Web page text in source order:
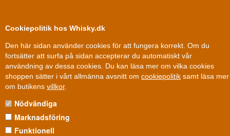
Cookiepolitik hos Whisky.dk
Den här sidan använder cookies för att fungera korrekt. Om du
fortsätter att surfa på sidan accepterar du automatiskt vår
användning av dessa cookies. Du kan läsa mer om vilka cookies
shoppen sätter i vårt allmänna avsnitt om cookiepolitik samt läsa mer
om butikens villkor.
Nödvändiga
Marknadsföring
Funktionell
Fri leverans Fri frakt vid 899 dkk
Andra saker »Vodka
GRIFFIN VAULT VODKA
Griffin Vault är ett av de mindre, mer nischade namnen i